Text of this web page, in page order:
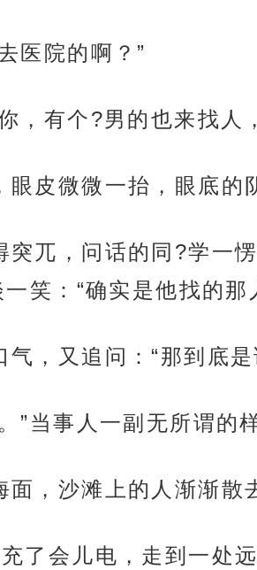
医院的啊？”
，有个?男的也来找人
眼皮微微一抬，眼底的
突兀，问话的同?学一
笑：“确实是他找的
气，又追问：“那到底
”当事人一副无所谓的
面，沙滩上的人渐渐散
了会儿电，走到一处